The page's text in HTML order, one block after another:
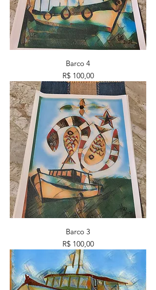
Barco 4
Preço
R$ 100,00
Barco 3
Preço
R$ 100,00